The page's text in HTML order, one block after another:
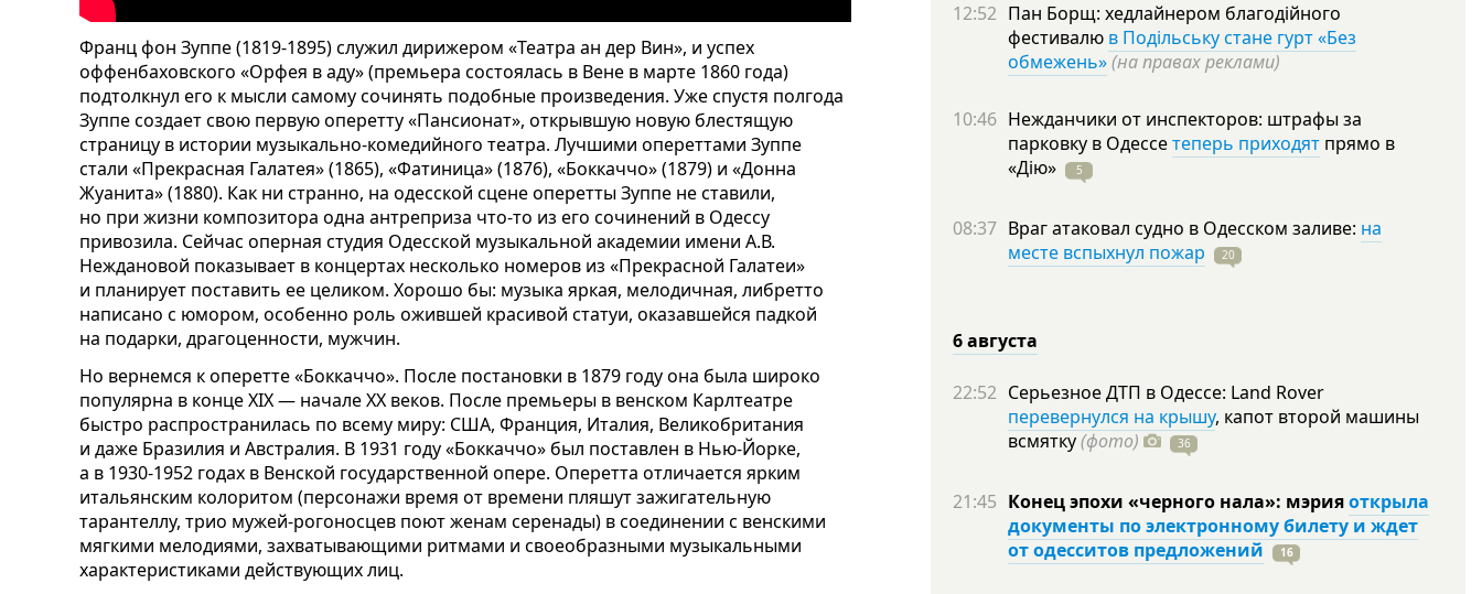
Франц фон Зуппе (1819-1895) служил дирижером «Театра ан дер Вин», и успех
оффенбаховского «Орфея в аду» (премьера состоялась в Вене в марте 1860 года)
подтолкнул его к мысли самому сочинять подобные произведения. Уже спустя полгода
Зуппе создает свою первую оперетту «Пансионат», открывшую новую блестящую
страницу в истории музыкально-комедийного театра. Лучшими опереттами Зуппе
стали «Прекрасная Галатея» (1865), «Фатиница» (1876), «Боккаччо» (1879) и «Донна
Жуанита» (1880). Как ни странно, на одесской сцене оперетты Зуппе не ставили,
но при жизни композитора одна антреприза что-то из его сочинений в Одессу
привозила. Сейчас оперная студия Одесской музыкальной академии имени А.В.
Неждановой показывает в концертах несколько номеров из «Прекрасной Галатеи»
и планирует поставить ее целиком. Хорошо бы: музыка яркая, мелодичная, либретто
написано с юмором, особенно роль ожившей красивой статуи, оказавшейся падкой
на подарки, драгоценности, мужчин.
Но вернемся к оперетте «Боккаччо». После постановки в 1879 году она была широко
популярна в конце XIX — начале XX веков. После премьеры в венском Карлтеатре
быстро распространилась по всему миру: США, Франция, Италия, Великобритания
и даже Бразилия и Австралия. В 1931 году «Боккаччо» был поставлен в Нью-Йорке,
а в 1930-1952 годах в Венской государственной опере. Оперетта отличается ярким
итальянским колоритом (персонажи время от времени пляшут зажигательную
тарантеллу, трио мужей-рогоносцев поют женам серенады) в соединении с венскими
мягкими мелодиями, захватывающими ритмами и своеобразными музыкальными
характеристиками действующих лиц.
12:52 Пан Борщ: хедлайнером благодійного
фестивалю в Подільську стане гурт «Без
обмежень»(на правах реклами)
10:46 Нежданчики от инспекторов: штрафы за
парковку в Одессетеперь приходят прямо в
«Дію»
5
08:37 Враг атаковал судно в Одесском заливе: на
месте вспыхнул пожар
20
6 августа
22:52 Серьезное ДТП в Одессе: Land Rover
перевернулся на крышу, капот второй машины
всмятку(фото) 36
21:45 Конец эпохи «черного нала»: мэрияоткрыла
документы по электронному билету и ждет
от одесситов предложений
16